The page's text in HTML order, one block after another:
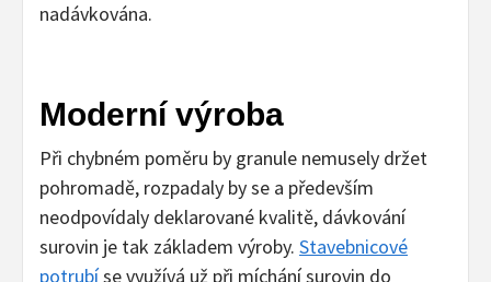
nadávkována.
Moderní výroba
Při chybném poměru by granule nemusely držet
pohromadě, rozpadaly by se a především
neodpovídaly deklarované kvalitě, dávkování
surovin je tak základem výroby. Stavebnicové
potrubíse využívá už při míchání surovin do